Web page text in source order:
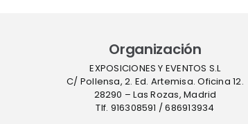
Organización
EXPOSICIONES Y EVENTOS S.L
C/ Pollensa, 2. Ed. Artemisa. Oficina 12.
28290 – Las Rozas, Madrid
Tlf. 916308591 / 686913934